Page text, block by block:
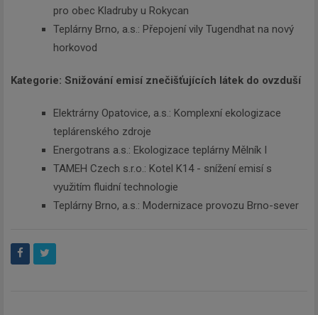
pro obec Kladruby u Rokycan
Teplárny Brno, a.s.: Přepojení vily Tugendhat na nový
horkovod
Kategorie: Snižování emisí znečišťujících látek do ovzduší
Elektrárny Opatovice, a.s.: Komplexní ekologizace
teplárenského zdroje
Energotrans a.s.: Ekologizace teplárny Mělník I
TAMEH Czech s.r.o.: Kotel K14 - snížení emisí s
využitím fluidní technologie
Teplárny Brno, a.s.: Modernizace provozu Brno-sever